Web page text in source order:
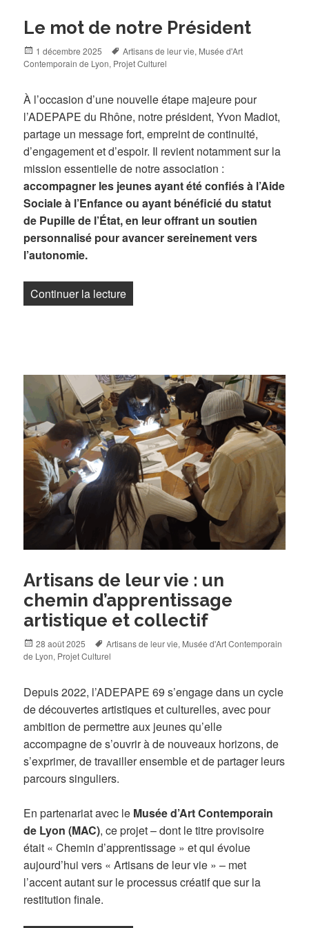
Le mot de notre Président
Posted
on
1 décembre 2025 Tags
Artisans de leur vie, Musée d'Art
Contemporain de Lyon, Projet Culturel
À l’occasion d’une nouvelle étape majeure pour
l’ADEPAPE du Rhône, notre président, Yvon Madiot,
partage un message fort, empreint de continuité,
d’engagement et d’espoir. Il revient notamment sur la
mission essentielle de notre association :
accompagner les jeunes ayant été confiés à l’Aide
Sociale à l’Enfance ou ayant bénéficié du statut
de Pupille de l’État, en leur offrant un soutien
personnalisé pour avancer sereinement vers
l’autonomie.
Continuer la lecture« Le mot de notre Président »
Artisans de leur vie : un
chemin d’apprentissage
artistique et collectif
Posted
on
28 août 2025 Tags
Artisans de leur vie, Musée d'Art Contemporain
de Lyon, Projet Culturel
Depuis 2022, l’ADEPAPE 69 s’engage dans un cycle
de découvertes artistiques et culturelles, avec pour
ambition de permettre aux jeunes qu’elle
accompagne de s’ouvrir à de nouveaux horizons, de
s’exprimer, de travailler ensemble et de partager leurs
parcours singuliers.
En partenariat avec le Musée d’Art Contemporain
de Lyon (MAC), ce projet – dont le titre provisoire
était « Chemin d’apprentissage » et qui évolue
aujourd’hui vers « Artisans de leur vie » – met
l’accent autant sur le processus créatif que sur la
restitution finale.